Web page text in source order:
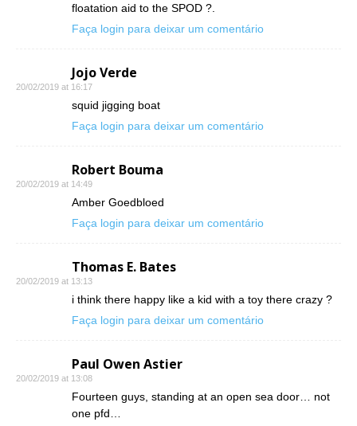
floatation aid to the SPOD ?.
Faça login para deixar um comentário
Jojo Verde
20/02/2019 at 16:17
squid jigging boat
Faça login para deixar um comentário
Robert Bouma
20/02/2019 at 14:49
Amber Goedbloed
Faça login para deixar um comentário
Thomas E. Bates
20/02/2019 at 13:13
i think there happy like a kid with a toy there crazy ?
Faça login para deixar um comentário
Paul Owen Astier
20/02/2019 at 13:08
Fourteen guys, standing at an open sea door… not
one pfd…